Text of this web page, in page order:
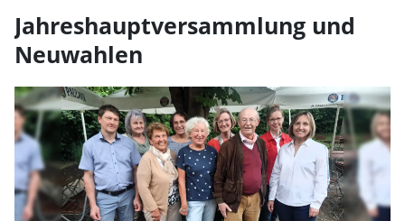
Jahreshauptversammlung und
Neuwahlen